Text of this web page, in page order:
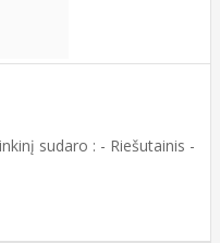
sudaro : - Riešutainis -